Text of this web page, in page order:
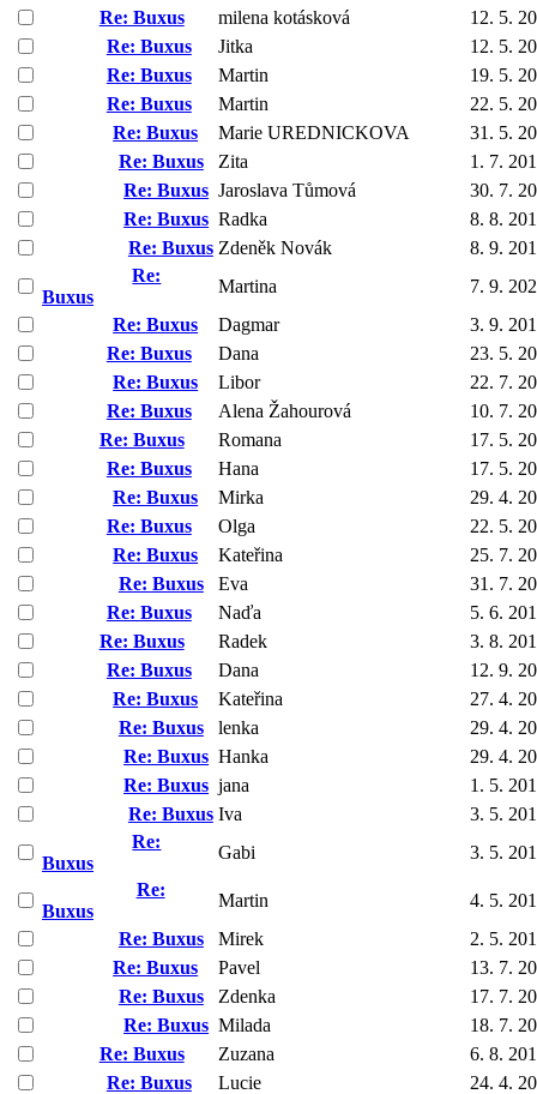
Re: Buxus
milena kotásková
12. 5.
Re: Buxus
Jitka
12. 5.
Re: Buxus
Martin
19. 5.
Re: Buxus
Martin
22. 5.
Re: Buxus
Marie UREDNICKOVA
31. 5.
Re: Buxus
Zita
1. 7.
Re: Buxus Jaroslava Tůmová
30. 7.
Re: Buxus Radka
8. 8.
Re: Buxus Zdeněk Novák
8. 9.
Re:
Buxus
Martina
7. 9.
Re: Buxus
Dagmar
3. 9.
Re: Buxus
Dana
23. 5.
Re: Buxus
Libor
22. 7.
Re: Buxus
Alena Žahourová
10. 7.
Re: Buxus
Romana
17. 5.
Re: Buxus
Hana
17. 5.
Re: Buxus
Mirka
29. 4.
Re: Buxus
Olga
22. 5.
Re: Buxus
Kateřina
25. 7.
Re: Buxus
Eva
31. 7.
Re: Buxus
Naďa
5. 6.
Re: Buxus
Radek
3. 8.
Re: Buxus
Dana
12. 9.
Re: Buxus
Kateřina
27. 4.
Re: Buxus
lenka
29. 4.
Re: Buxus Hanka
29. 4.
Re: Buxus jana
1. 5.
Re: Buxus Iva
3. 5.
Re:
Buxus
Gabi
3. 5.
Re:
Buxus
Martin
4. 5.
Re: Buxus
Mirek
2. 5.
Re: Buxus
Pavel
13. 7.
Re: Buxus
Zdenka
17. 7.
Re: Buxus Milada
18. 7.
Re: Buxus
Zuzana
6. 8.
Re: Buxus
Lucie
24. 4.